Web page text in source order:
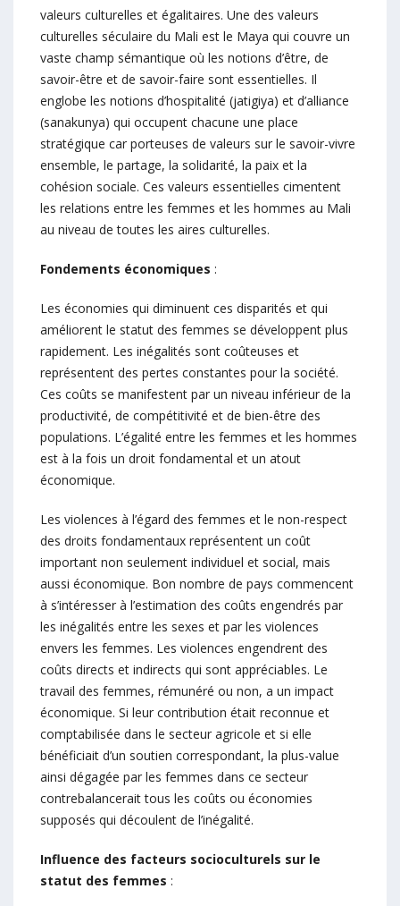
valeurs culturelles et égalitaires. Une des valeurs
culturelles séculaire du Mali est le Maya qui couvre un
vaste champ sémantique où les notions d’être, de
savoir-être et de savoir-faire sont essentielles. Il
englobe les notions d’hospitalité (jatigiya) et d’alliance
(sanakunya) qui occupent chacune une place
stratégique car porteuses de valeurs sur le savoir-vivre
ensemble, le partage, la solidarité, la paix et la
cohésion sociale. Ces valeurs essentielles cimentent
les relations entre les femmes et les hommes au Mali
au niveau de toutes les aires culturelles.
Fondements économiques :
Les économies qui diminuent ces disparités et qui
améliorent le statut des femmes se développent plus
rapidement. Les inégalités sont coûteuses et
représentent des pertes constantes pour la société.
Ces coûts se manifestent par un niveau inférieur de la
productivité, de compétitivité et de bien-être des
populations. L’égalité entre les femmes et les hommes
est à la fois un droit fondamental et un atout
économique.
Les violences à l’égard des femmes et le non-respect
des droits fondamentaux représentent un coût
important non seulement individuel et social, mais
aussi économique. Bon nombre de pays commencent
à s’intéresser à l’estimation des coûts engendrés par
les inégalités entre les sexes et par les violences
envers les femmes. Les violences engendrent des
coûts directs et indirects qui sont appréciables. Le
travail des femmes, rémunéré ou non, a un impact
économique. Si leur contribution était reconnue et
comptabilisée dans le secteur agricole et si elle
bénéficiait d’un soutien correspondant, la plus-value
ainsi dégagée par les femmes dans ce secteur
contrebalancerait tous les coûts ou économies
supposés qui découlent de l’inégalité.
Influence des facteurs socioculturels sur le
statut des femmes :